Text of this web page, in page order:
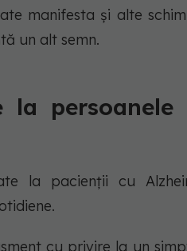
manifesta și alte
un alt semn.
la persoanele
la pacienții cu
cu privire la un